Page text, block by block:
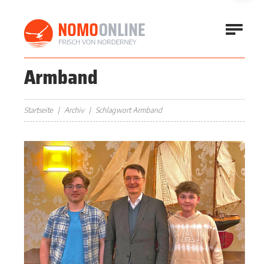
Armband
Startseite Archiv Schlagwort Armband